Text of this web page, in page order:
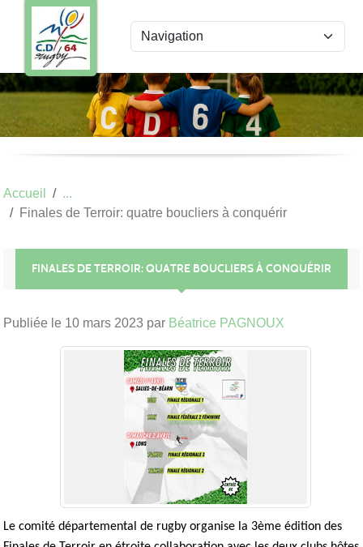
Accueil
Finales de Terroir: quatre boucliers à conquérir
FINALES DE TERROIR: QUATRE BOUCLIERS À CONQUÉRIR
Publiée le 10 mars 2023 par Béatrice PAGNOUX
Le comité départemental de rugby organise la 3ème édition des
Panneau de gestion des cookies